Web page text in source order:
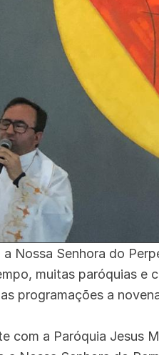
Nossa Senhora do
muitas paróquias e
programações a
com a Paróquia Jesus